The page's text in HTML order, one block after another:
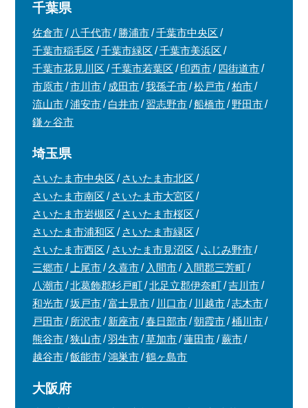
千葉県
佐倉市 八千代市 勝浦市
千葉市中央区
千葉市稲毛区
千葉市緑区
千葉市美浜区
千葉市花見川区
千葉市若葉区 印西市
四街道市
市原市
市川市 成田市 我孫子市 松戸市
柏市
流山市
浦安市 白井市 習志野市 船橋市
野田市
鎌ヶ谷市
埼玉県
さいたま市中央区
さいたま市北区
さいたま市南区
さいたま市大宮区
さいたま市岩槻区
さいたま市桜区
さいたま市浦和区
さいたま市緑区
さいたま市西区
さいたま市見沼区
ふじみ野市
三郷市
上尾市 久喜市 入間市
入間郡三芳町
八潮市
北葛飾郡杉戸町 北足立郡伊奈町
吉川市
和光市
坂戸市 富士見市 川口市 川越市
志木市
戸田市
所沢市 新座市 春日部市 朝霞市
桶川市
熊谷市
狭山市 羽生市 草加市 蓮田市
蕨市
越谷市
飯能市 鴻巣市 鶴ヶ島市
大阪府